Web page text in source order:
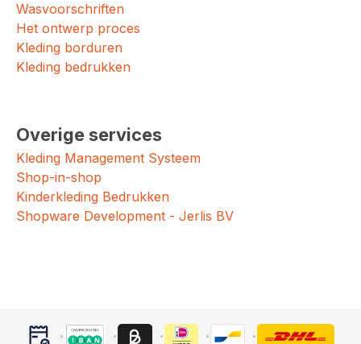
Wasvoorschriften
Het ontwerp proces
Kleding borduren
Kleding bedrukken
Overige services
Kleding Management Systeem
Shop-in-shop
Kinderkleding Bedrukken
Shopware Development - Jerlis BV